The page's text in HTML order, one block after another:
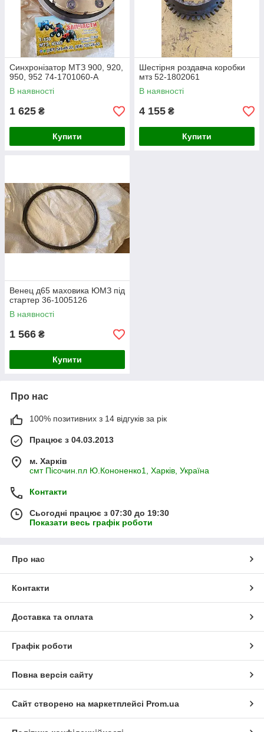
Синхронізатор МТЗ 900, 920,
950, 952 74-1701060-А
В наявності
1 625 ₴
Купити
Шестірня роздавча коробки
мтз 52-1802061
В наявності
4 155 ₴
Купити
Венец д65 маховика ЮМЗ під
стартер 36-1005126
В наявності
1 566 ₴
Купити
Про нас
100% позитивних з 14 відгуків за рік
Працює з 04.03.2013
м. Харків
смт Пісочин.пл Ю.Кононенко1, Харків, Україна
Контакти
Сьогодні працює з 07:30 до 19:30
Показати весь графік роботи
Про нас
Контакти
Доставка та оплата
Графік роботи
Повна версія сайту
Сайт створено на маркетплейсі Prom.ua